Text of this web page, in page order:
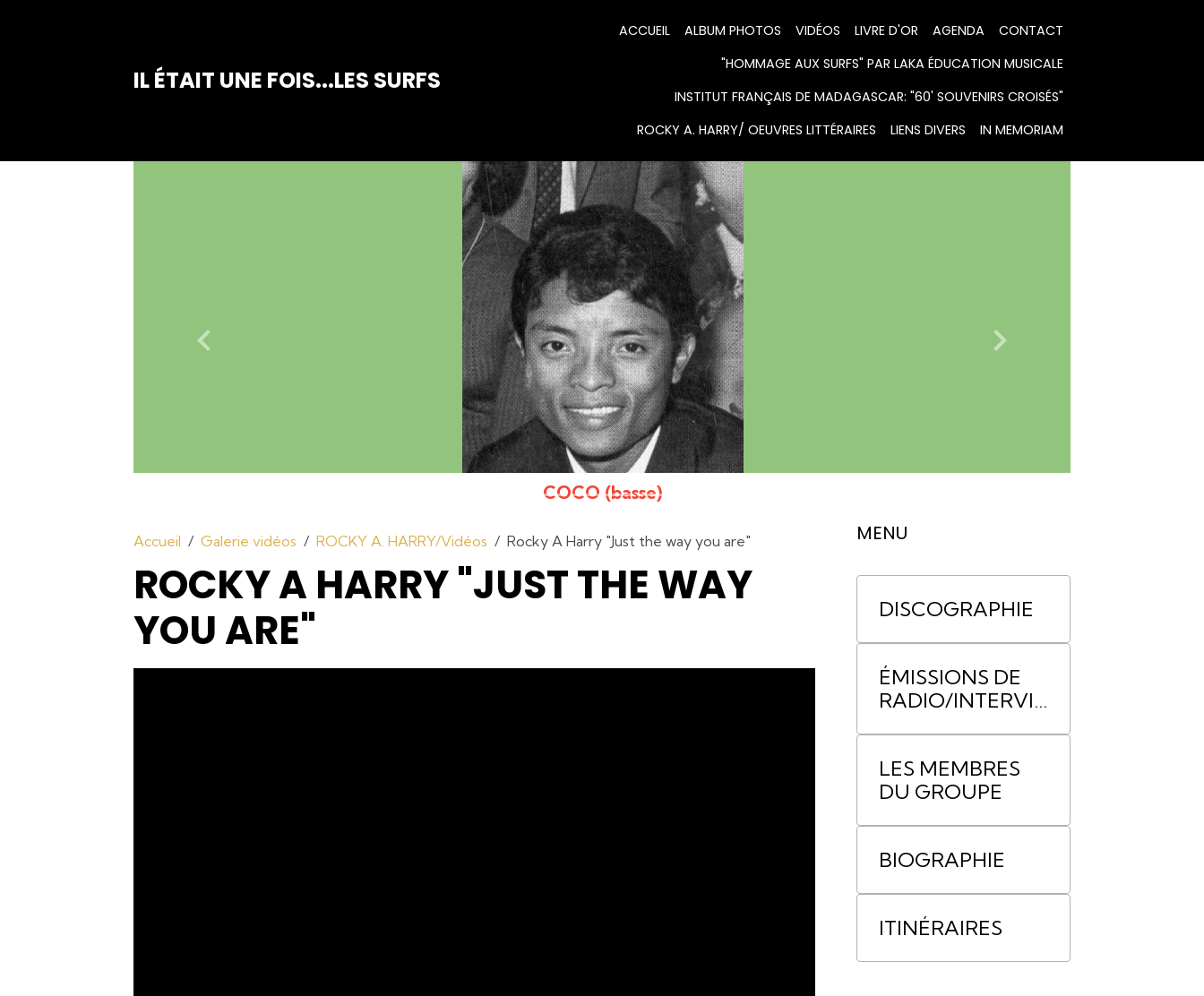
IL ÉTAIT UNE FOIS...LES SURFS
ACCUEIL ALBUM PHOTOS VIDÉOS LIVRE D'OR AGENDA
CONTACT
"HOMMAGE AUX SURFS" PAR LAKA ÉDUCATION MUSICALE
INSTITUT FRANÇAIS DE MADAGASCAR: "60' SOUVENIRS CROISÉS"
ROCKY A. HARRY/ OEUVRES LITTÉRAIRES
LIENS DIVERS IN MEMORIAM
COCO (basse)
Accueil Galerie vidéos ROCKY A. HARRY/Vidéos Rocky A Harry "Just the way you are"
ROCKY A HARRY "JUST THE WAY
YOU ARE"
MENU
DISCOGRAPHIE
ÉMISSIONS DE
RADIO/INTERVIE
LES MEMBRES
DU GROUPE
BIOGRAPHIE
ITINÉRAIRES